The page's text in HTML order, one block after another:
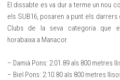
El dissabte es va dur a terme un nou
els SUB16, posaren a punt els
Clubs de la seva categoria que
horabaixa a Manacor.
– Damià Pons: 2:01.89 als 800 metres
– Biel Pons: 2:10.80 als 800 metres